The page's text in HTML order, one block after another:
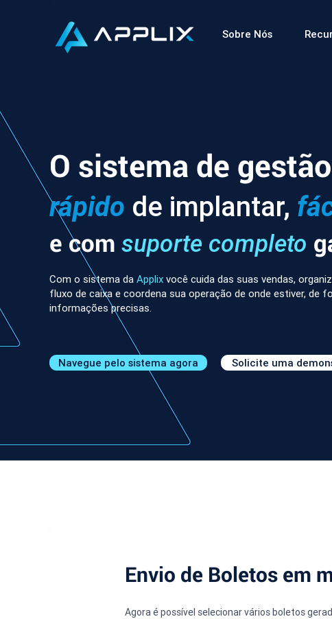
Sobre Nós
Com o sistema da Applix você cuida das suas vendas,
fluxo de caixa e coordena sua operação de onde estiver, de
informações precisas.
Navegue pelo sistema agora Solicite uma
O sistema de
rápido de implantar,
e com suporte completo
Envio de Boletos em
Agora é possível selecionar vários boletos